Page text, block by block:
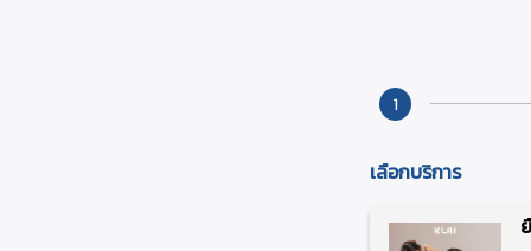
1
เลือกบริการ